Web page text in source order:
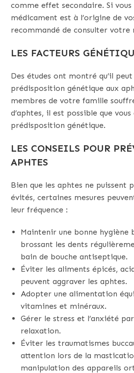
comme effet secondaire. Si vous
médicament est à l’origine de
recommandé de consulter votre
LES FACTEURS
Des études ont montré qu’il
prédisposition génétique aux
membres de votre famille
d’aphtes, il est possible que
prédisposition génétique.
LES CONSEILS POUR
APHTES
Bien que les aphtes ne puissent
évités, certaines mesures
leur fréquence :
Maintenir une bonne hygiène
brossant les dents
bain de bouche antiseptique.
Éviter les aliments épicés,
peuvent aggraver les aphtes.
Adopter une alimentation
vitamines et minéraux.
Gérer le stress et l’anxiété
relaxation.
Éviter les traumatismes
attention lors de la
manipulation des appareils